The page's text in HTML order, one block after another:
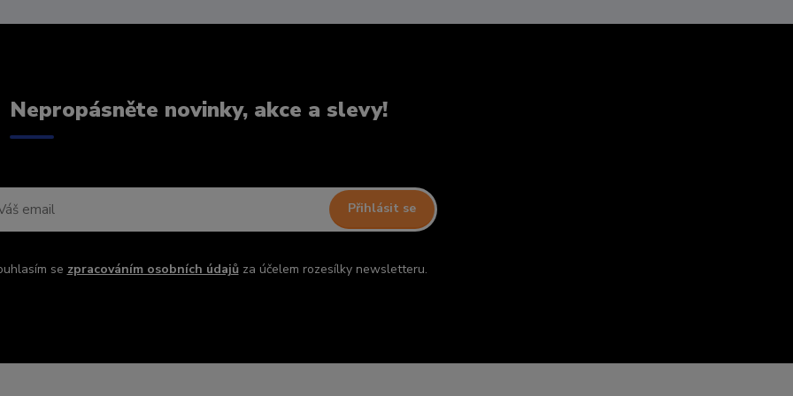
Nepropásněte novinky, akce a slevy!
Přihlásit se
se zpracováním osobních údajůza účelem rozesílky newsletteru.